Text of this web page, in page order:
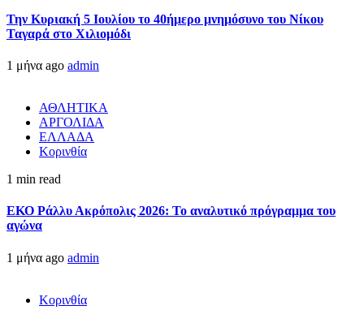
Την Κυριακή 5 Ιουλίου το 40ήμερο μνημόσυνο του Νίκου
Ταγαρά στο Χιλιομόδι
1 μήνα ago admin
ΑΘΛΗΤΙΚΑ
ΑΡΓΟΛΙΔΑ
ΕΛΛΑΔΑ
Κορινθία
1 min read
ΕΚΟ Ράλλυ Ακρόπολις 2026: Το αναλυτικό πρόγραμμα του
αγώνα
1 μήνα ago admin
Κορινθία